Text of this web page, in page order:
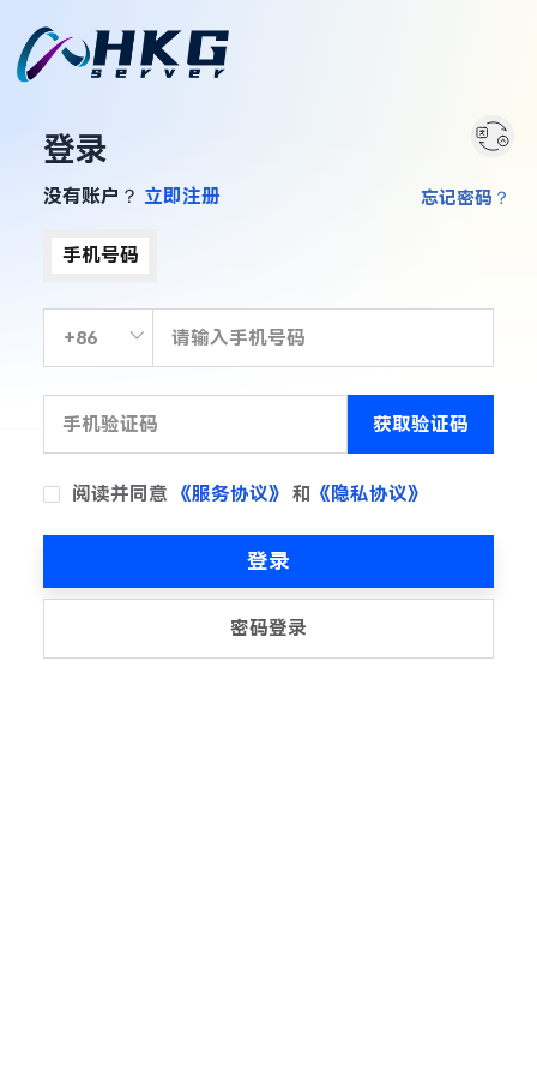
登录
没有账户？ 立即注册
手机号码
获取验证码
阅读并同意 《服务协议》 和 《隐私协议》
忘记密码？
登录
密码登录